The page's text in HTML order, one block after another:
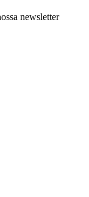
newsletter